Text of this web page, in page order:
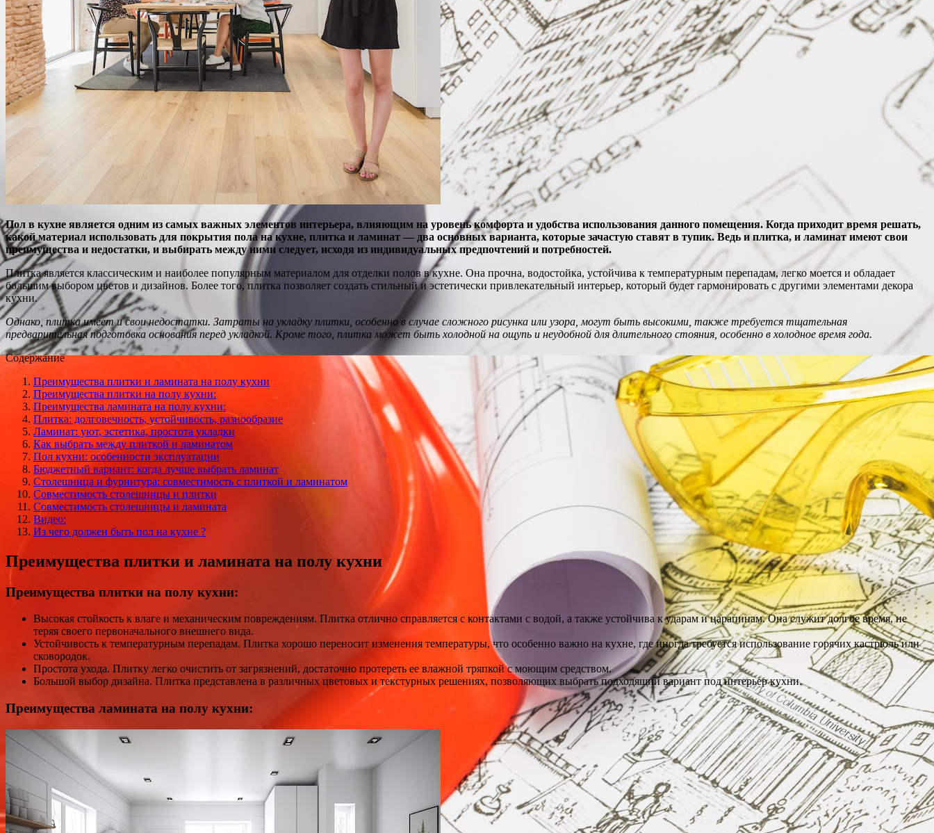
Пол в кухне является одним из самых важных элементов интерьера, влияющим на уровень комфорта и удобства использования данного помещения. Когда приходит время решать,
какой материал использовать для покрытия пола на кухне, плитка и ламинат — два основных варианта, которые зачастую ставят в тупик. Ведь и плитка, и ламинат имеют свои
преимущества и недостатки, и выбирать между ними следует, исходя из индивидуальных предпочтений и потребностей.
Плитка является классическим и наиболее популярным материалом для отделки полов в кухне. Она прочна, водостойка, устойчива к температурным перепадам, легко моется и обладает
большим выбором цветов и дизайнов. Более того, плитка позволяет создать стильный и эстетически привлекательный интерьер, который будет гармонировать с другими элементами декора
кухни.
Однако, плитка имеет и свои недостатки. Затраты на укладку плитки, особенно в случае сложного рисунка или узора, могут быть высокими, также требуется тщательная
предварительная подготовка основания перед укладкой. Кроме того, плитка может быть холодной на ощупь и неудобной для длительного стояния, особенно в холодное время года.
Содержание
Преимущества плитки и ламината на полу кухни
Преимущества плитки на полу кухни:
Преимущества ламината на полу кухни:
Плитка: долговечность, устойчивость, разнообразие
Ламинат: уют, эстетика, простота укладки
Как выбрать между плиткой и ламинатом
Пол кухни: особенности эксплуатации
Бюджетный вариант: когда лучше выбрать ламинат
Столешница и фурнитура: совместимость с плиткой и ламинатом
Совместимость столешницы и плитки
Совместимость столешницы и ламината
Видео:
Из чего должен быть пол на кухне ?
Преимущества плитки и ламината на полу кухни
Преимущества плитки на полу кухни:
Высокая стойкость к влаге и механическим повреждениям. Плитка отлично справляется с контактами с водой, а также устойчива к ударам и царапинам. Она служит долгое время, не
теряя своего первоначального внешнего вида.
Устойчивость к температурным перепадам. Плитка хорошо переносит изменения температуры, что особенно важно на кухне, где иногда требуется использование горячих кастрюль или
сковородок.
Простота ухода. Плитку легко очистить от загрязнений, достаточно протереть ее влажной тряпкой с моющим средством.
Большой выбор дизайна. Плитка представлена в различных цветовых и текстурных решениях, позволяющих выбрать подходящий вариант под интерьер кухни.
Преимущества ламината на полу кухни: